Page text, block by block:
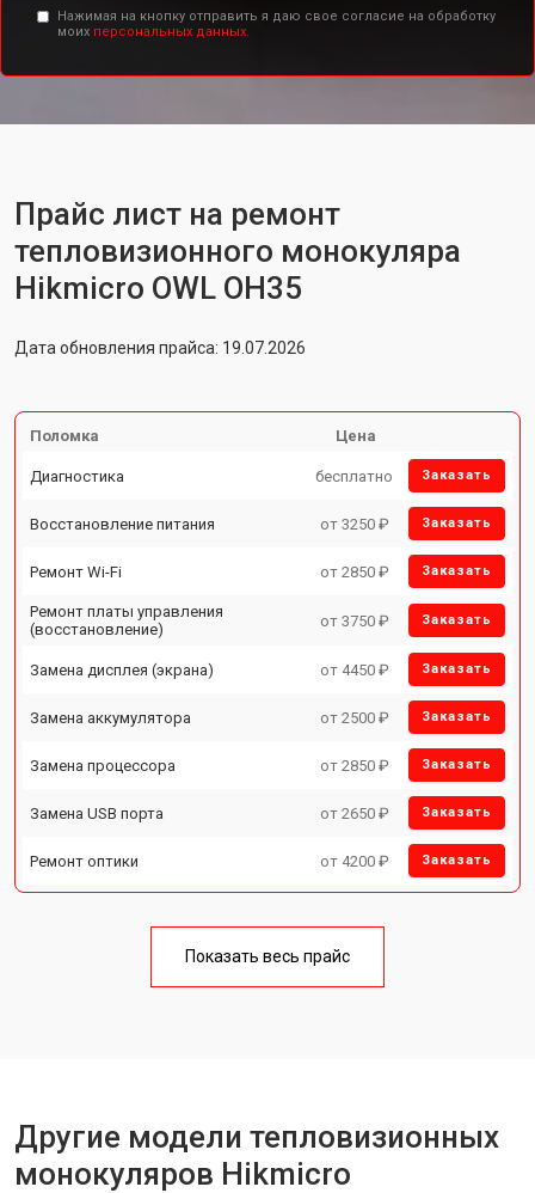
Нажимая на кнопку отправить я даю свое согласие на обработку
моих персональных данных.
Прайс лист на ремонт
тепловизионного монокуляра
Hikmicro OWL OH35
Дата обновления прайса: 19.07.2026
Поломка Цена
Диагностика бесплатно Заказать
Восстановление питания от 3250 ₽ Заказать
Ремонт Wi-Fi от 2850 ₽ Заказать
Ремонт платы управления
(восстановление)
от 3750 ₽ Заказать
Замена дисплея (экрана) от 4450 ₽ Заказать
Замена аккумулятора от 2500 ₽ Заказать
Замена процессора от 2850 ₽ Заказать
Замена USB порта от 2650 ₽ Заказать
Ремонт оптики от 4200 ₽ Заказать
Показать весь прайс
Другие модели тепловизионных
монокуляров Hikmicro